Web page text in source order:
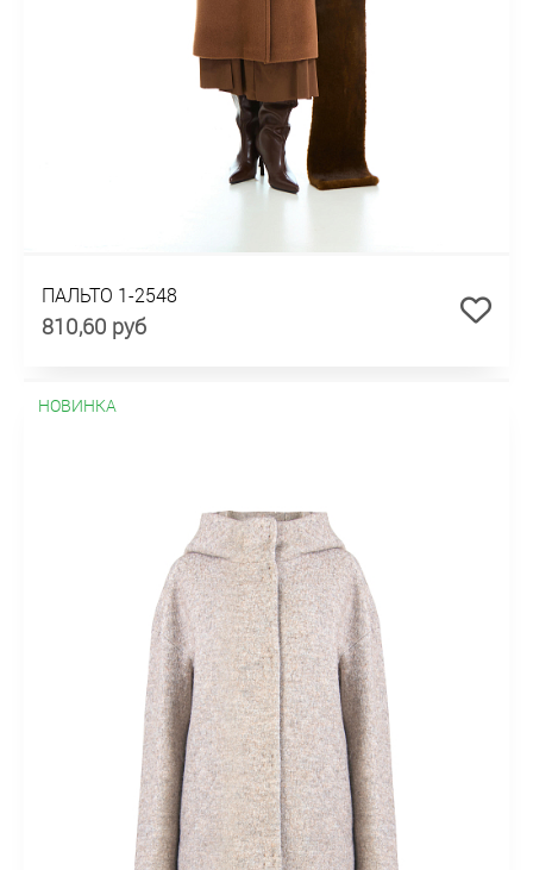
ПАЛЬТО 1-2548
810,60 руб
НОВИНКА